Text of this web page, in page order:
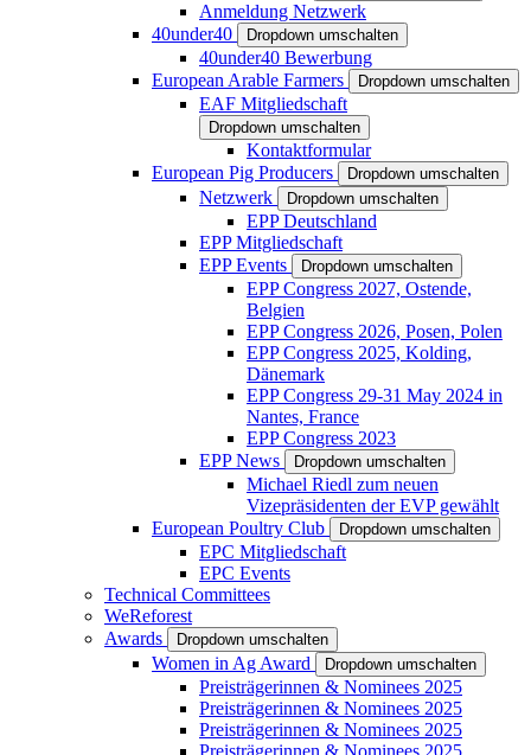
Anmeldung Netzwerk
40under40
Dropdown umschalten
40under40 Bewerbung
European Arable Farmers
Dropdown umschalten
EAF Mitgliedschaft
Dropdown umschalten
Kontaktformular
European Pig Producers
Dropdown umschalten
Netzwerk Dropdown umschalten
EPP Deutschland
EPP Mitgliedschaft
EPP Events
Dropdown umschalten
EPP Congress 2027, Ostende,
Belgien
EPP Congress 2026, Posen, Polen
EPP Congress 2025, Kolding,
Dänemark
EPP Congress 29-31 May 2024 in
Nantes, France
EPP Congress 2023
EPP News
Dropdown umschalten
Michael Riedl zum neuen
Vizepräsidenten der EVP gewählt
European Poultry Club
Dropdown umschalten
EPC Mitgliedschaft
EPC Events
Technical Committees
WeReforest
Awards
Dropdown umschalten
Women in Ag Award Dropdown umschalten
Preisträgerinnen & Nominees 2025
Preisträgerinnen & Nominees 2025
Preisträgerinnen & Nominees 2025